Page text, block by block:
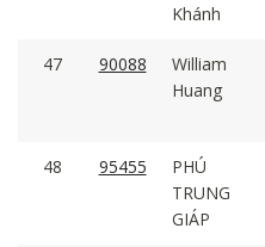
Khánh
47 90088
William
Huang
48 95455
PHÚ
TRUNG
GIÁP